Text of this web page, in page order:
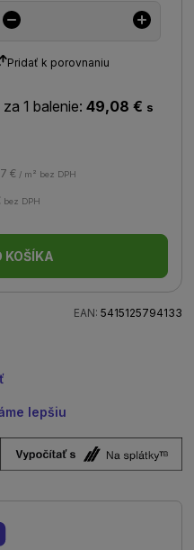
Pridať k porovnaniu
1 balenie: 49,08 € s
€ / m² bez DPH
bez DPH
KOŠÍKA
EAN: 5415125794133
lepšiu